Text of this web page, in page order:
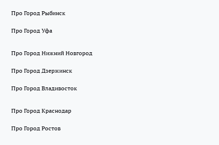
Про Город Рыбинск
Про Город Уфа
Про Город Нижний Новгород
Про Город Дзержинск
Про Город Владивосток
Про Город Краснодар
Про Город Ростов